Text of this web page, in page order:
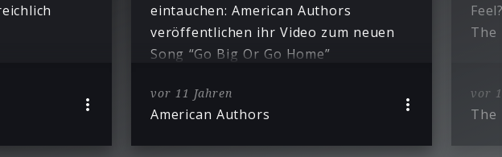
eintauchen: American Authors
veröffentlichen ihr Video zum neuen
Song “Go Big Or Go Home”
vor 11 Jahren
American Authors
The
vor
The